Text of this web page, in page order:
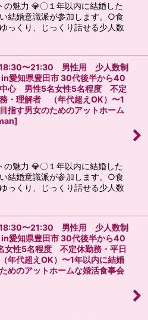
の魅力 💎〇１年以内に結婚した
結婚意識派が参加します。○食
っくり、じっくり話せる少人数
〜21:30 男性用 少人数制
in愛知県豊田市 30代後半から40
中心 男性5名女性5名程度 不定
・理解者 （年代超えOK）〜1
指す男女のためのアットホーム
]
の魅力 💎〇１年以内に結婚した
結婚意識派が参加します。○食
っくり、じっくり話せる少人数
〜21:30 男性用 少人数制
in愛知県豊田市 30代後半から40
性5名程度 不定休勤務・平日
年代超えOK）〜1年以内に結婚
めのアットホームな婚活食事会